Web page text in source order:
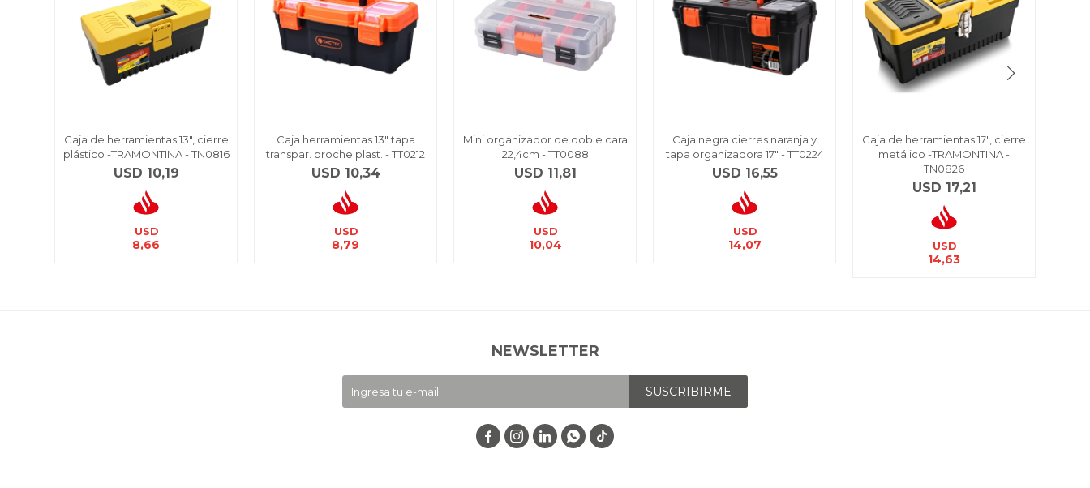
Caja de herramientas 13", cierre
plástico -TRAMONTINA - TN0816
USD 10,19
USD
8,66
Caja herramientas 13" tapa
transpar. broche plast. - TT0212
USD 10,34
USD
8,79
Mini organizador de doble cara
22,4cm - TT0088
USD 11,81
USD
10,04
Caja negra cierres naranja y
tapa organizadora 17" - TT0224
USD 16,55
USD
14,07
Caja de herramientas 17", cierre
metálico -TRAMONTINA -
TN0826
USD 17,21
USD
14,63
NEWSLETTER
SUSCRIBIRME
   